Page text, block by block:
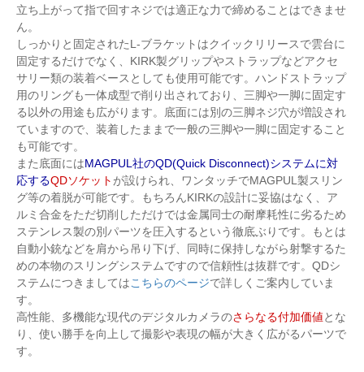
立ち上がって指で回すネジでは適正な力で締めることはできませ
ん。
しっかりと固定されたL-ブラケットはクイックリリースで雲台に
固定するだけでなく、KIRK製グリップやストラップなどアクセ
サリー類の装着ベースとしても使用可能です。ハンドストラップ
用のリングも一体成型で削り出されており、三脚や一脚に固定す
る以外の用途も広がります。底面には別の三脚ネジ穴が増設され
ていますので、装着したままで一般の三脚や一脚に固定すること
も可能です。
また底面にはMAGPUL社のQD(Quick Disconnect)システムに対
応するQDソケット が設けられ、ワンタッチでMAGPUL製スリン
グ等の着脱が可能です。もちろんKIRKの設計に妥協はなく、ア
ルミ合金をただ切削しただけでは金属同士の耐摩耗性に劣るため
ステンレス製の別パーツを圧入するという徹底ぶりです。もとは
自動小銃などを肩から吊り下げ、同時に保持しながら射撃するた
めの本物のスリングシステムですので信頼性は抜群です。QDシ
ステムにつきましてはこちらのページで詳しくご案内していま
す。
高性能、多機能な現代のデジタルカメラのさらなる付加価値とな
り、使い勝手を向上して撮影や表現の幅が大きく広がるパーツで
す。